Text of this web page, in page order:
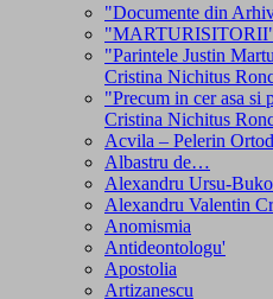
"Documente din
"Parintele Justin
Cristina Nichitus
"Precum in cer asa si
Cristina Nichitus
Acvila – Pelerin
Albastru de…
Alexandru Ursu-
Alexandru Valentin
Anomismia
Antideontologu'
Apostolia
Artizanescu